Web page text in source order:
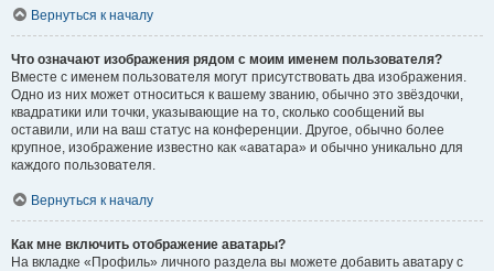
Вернуться к началу
Что означают изображения рядом с моим именем пользователя?
Вместе с именем пользователя могут присутствовать два изображения.
Одно из них может относиться к вашему званию, обычно это звёздочки,
квадратики или точки, указывающие на то, сколько сообщений вы
оставили, или на ваш статус на конференции. Другое, обычно более
крупное, изображение известно как «аватара» и обычно уникально для
каждого пользователя.
Вернуться к началу
Как мне включить отображение аватары?
На вкладке «Профиль» личного раздела вы можете добавить аватару с